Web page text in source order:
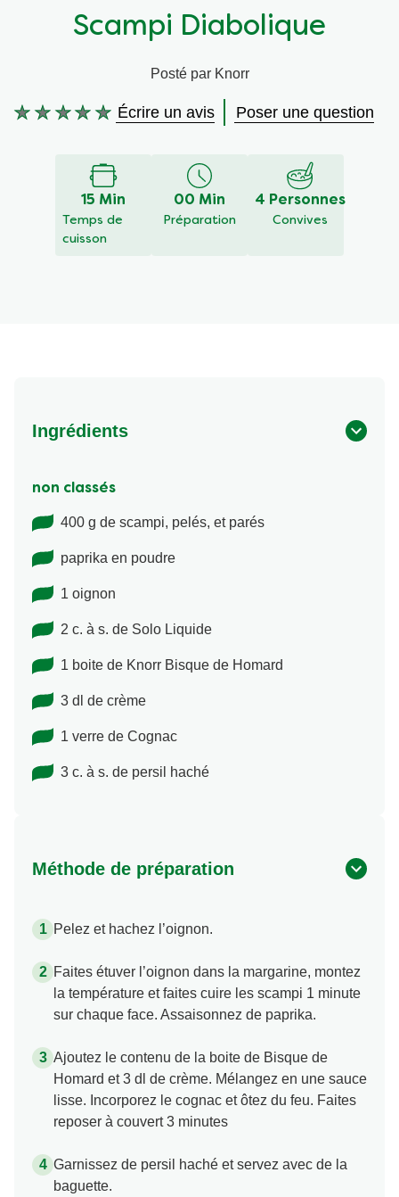
Végétarien
Occasions
Aides culinaires
Wraps aux légumes
Snackpots
Scampi Diabolique
Posté par Knorr
Aucune
Écrire un avis Poser une question
15 Min
Temps de
cuisson
00 Min
Préparation
4 Personnes
Convives
Ingrédients
non classés
400 g de scampi, pelés, et parés
paprika en poudre
1 oignon
2 c. à s. de Solo Liquide
1 boite de Knorr Bisque de Homard
3 dl de crème
1 verre de Cognac
3 c. à s. de persil haché
Méthode de préparation
Pelez et hachez l’oignon.
Faites étuver l’oignon dans la margarine, montez
la température et faites cuire les scampi 1 minute
sur chaque face. Assaisonnez de paprika.
Ajoutez le contenu de la boite de Bisque de
Homard et 3 dl de crème. Mélangez en une sauce
lisse. Incorporez le cognac et ôtez du feu. Faites
reposer à couvert 3 minutes
Garnissez de persil haché et servez avec de la
baguette.